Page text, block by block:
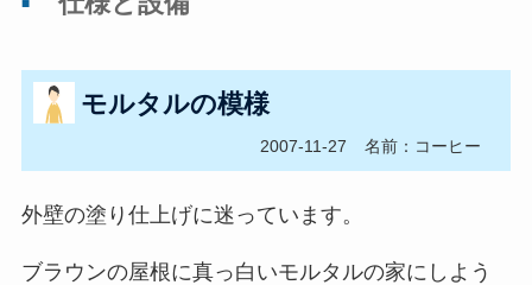
モルタルの模様
2007-11-27 名前：コーヒー
外壁の塗り仕上げに迷っています。
ブラウンの屋根に真っ白いモルタルの家にしよう